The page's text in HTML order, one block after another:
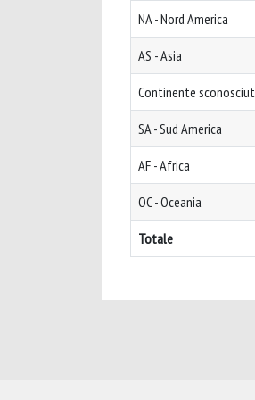
NA - Nord America
AS - Asia
Continente
SA - Sud America
AF - Africa
OC - Oceania
Totale